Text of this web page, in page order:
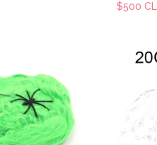
$500
Ver detalles